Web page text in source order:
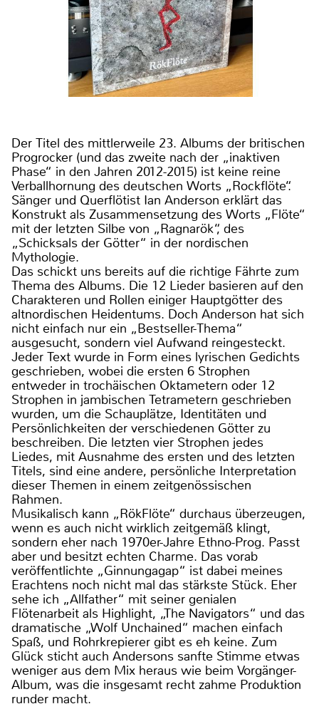
Der Titel des mittlerweile 23. Albums der britischen
Progrocker (und das zweite nach der „inaktiven
Phase“ in den Jahren 2012-2015) ist keine reine
Verballhornung des deutschen Worts „Rockflöte“.
Sänger und Querflötist Ian Anderson erklärt das
Konstrukt als Zusammensetzung des Worts „Flöte“
mit der letzten Silbe von „Ragnarök“, des
„Schicksals der Götter“ in der nordischen
Mythologie.
Das schickt uns bereits auf die richtige Fährte zum
Thema des Albums. Die 12 Lieder basieren auf den
Charakteren und Rollen einiger Hauptgötter des
altnordischen Heidentums. Doch Anderson hat sich
nicht einfach nur ein „Bestseller-Thema“
ausgesucht, sondern viel Aufwand reingesteckt.
Jeder Text wurde in Form eines lyrischen Gedichts
geschrieben, wobei die ersten 6 Strophen
entweder in trochäischen Oktametern oder 12
Strophen in jambischen Tetrametern geschrieben
wurden, um die Schauplätze, Identitäten und
Persönlichkeiten der verschiedenen Götter zu
beschreiben. Die letzten vier Strophen jedes
Liedes, mit Ausnahme des ersten und des letzten
Titels, sind eine andere, persönliche Interpretation
dieser Themen in einem zeitgenössischen
Rahmen.
Musikalisch kann „RökFlöte“ durchaus überzeugen,
wenn es auch nicht wirklich zeitgemäß klingt,
sondern eher nach 1970er-Jahre Ethno-Prog. Passt
aber und besitzt echten Charme. Das vorab
veröffentlichte „Ginnungagap“ ist dabei meines
Erachtens noch nicht mal das stärkste Stück. Eher
sehe ich „Allfather“ mit seiner genialen
Flötenarbeit als Highlight, „The Navigators“ und das
dramatische „Wolf Unchained“ machen einfach
Spaß, und Rohrkrepierer gibt es eh keine. Zum
Glück sticht auch Andersons sanfte Stimme etwas
weniger aus dem Mix heraus wie beim Vorgänger-
Album, was die insgesamt recht zahme Produktion
runder macht.